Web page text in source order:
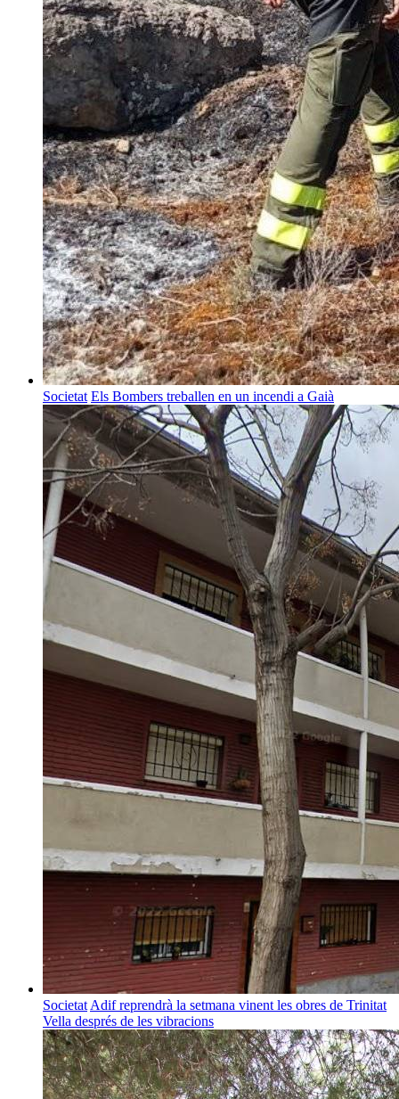
Societat Els Bombers treballen en un incendi a Gaià
SocietatAdif reprendrà la setmana vinent les obres de Trinitat
Vella després de les vibracions